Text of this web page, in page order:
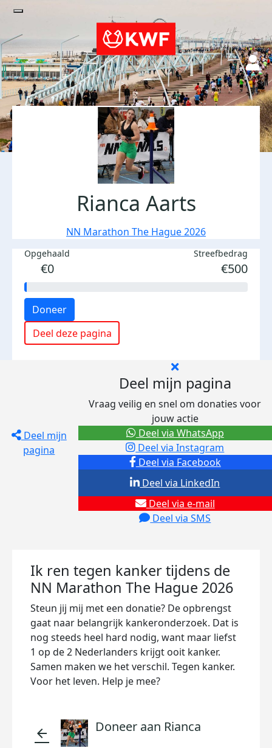
Rianca Aarts
NN Marathon The Hague 2026
Opgehaald
€0
Streefbedrag
€500
Doneer
Deel deze pagina
Deel mijn
pagina
Deel mijn pagina
Vraag veilig en snel om donaties voor
jouw actie
Deel via Facebook
Deel via Instagram
Deel via e-mail
Deel via SMS
Deel via LinkedIn
Deel via WhatsApp
Ik ren tegen kanker tijdens de
NN Marathon The Hague 2026
Steun jij mij met een donatie? De opbrengst
gaat naar belangrijk kankeronderzoek. Dat is
nog steeds heel hard nodig, want maar liefst
1 op de 2 Nederlanders krijgt ooit kanker.
Samen maken we het verschil. Tegen kanker.
Voor het leven. Help je mee?
arrow_back Doneer aan Rianca